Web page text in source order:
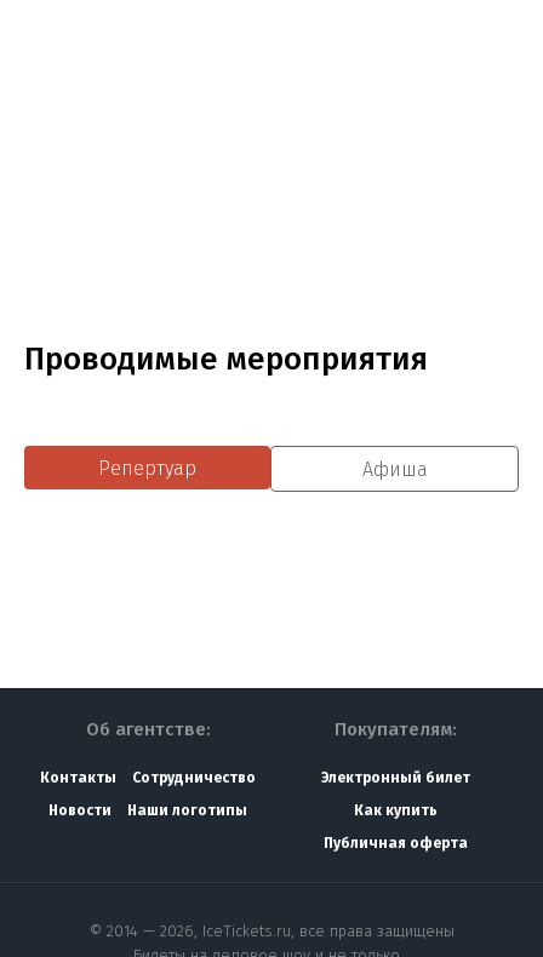
Проводимые мероприятия
Репертуар Афиша
Об агентстве:
Контакты
Сотрудничество
Новости
Наши логотипы
Покупателям:
Электронный билет
Как купить
Публичная оферта
© 2014 — 2026, IceTickets.ru, все права защищены